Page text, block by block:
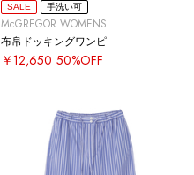
SALE 手洗い可
McGREGOR WOMENS
布帛ドッキングワンピ
￥12,650 50%OFF